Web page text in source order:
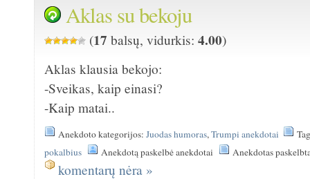
Aklas su bekoju
(17 balsų, vidurkis:4.00)
Aklas klausia bekojo:
-Sveikas, kaip einasi?
-Kaip matai..
Anekdoto kategorijos:Juodas humoras,Trumpi anekdotai
pokalbius
Anekdotą paskelbė anekdotai Anekdotas
komentarų nėra »